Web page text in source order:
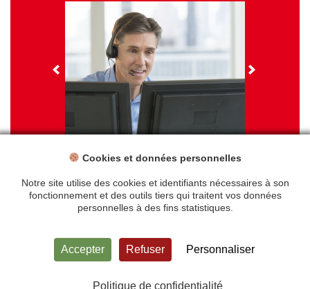
NOS FORMATIONS
Accueil Mentions légales
Cookies et données personnelles
Notre site utilise des cookies et identifiants nécessaires à son
fonctionnement et des outils tiers qui traitent vos données
personnelles à des fins statistiques.
Accepter Refuser Personnaliser
Politique de confidentialité